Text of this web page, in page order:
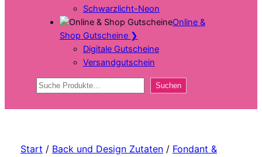
Schwarzlicht-Neon
Online &
Shop Gutscheine ❯
Digitale Gutscheine
Versandgutschein
Suchen Suchen
Start / Back und Design Zutaten/ Fondant &